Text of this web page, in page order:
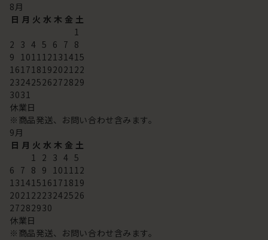
8月
日 月 火 水 木 金 土
1
2 3 4 5 6 7 8
9 101112131415
16171819202122
23242526272829
3031
休業日
※商品発送、お問い合わせ含みます。
9月
日 月 火 水 木 金 土
1 2 3 4 5
6 7 8 9 101112
13141516171819
20212223242526
27282930
休業日
※商品発送、お問い合わせ含みます。